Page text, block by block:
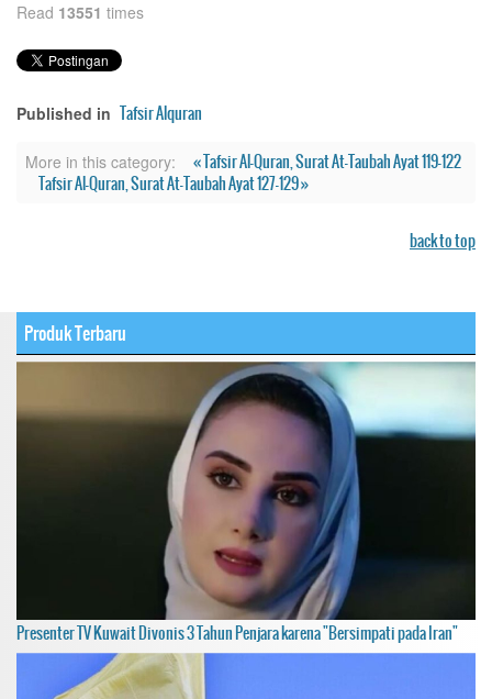
Read 13551 times
Published in Tafsir Alquran
More in this category:
« Tafsir Al-Quran, Surat At-Taubah Ayat 119-122
Tafsir Al-Quran, Surat At-Taubah Ayat 127-129 »
back to top
Produk Terbaru
Presenter TV Kuwait Divonis 3 Tahun Penjara karena "Bersimpati pada Iran"